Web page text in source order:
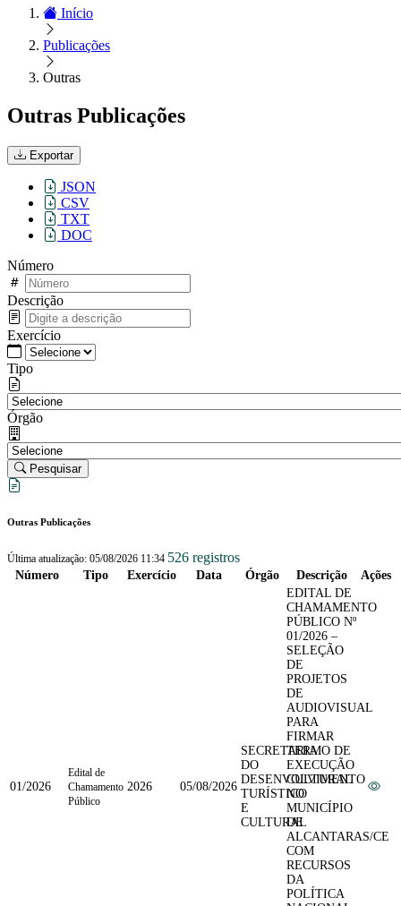
Início
Publicações
Outras
Outras Publicações
Exportar
JSON
CSV
TXT
DOC
Número
Descrição
Exercício
Tipo
Órgão
Pesquisar
Outras Publicações
Última atualização: 05/08/2026 11:34 526 registros
Número Tipo Exercício Data Órgão Descrição Ações
01/2026
Edital de
Chamamento
Público
2026 05/08/2026
SECRETARIA
DO
DESENVOLVIMENTO
TURÍSTICO
E
CULTURAL
EDITAL DE
CHAMAMENTO
PÚBLICO Nº
01/2026 –
SELEÇÃO
DE
PROJETOS
DE
AUDIOVISUAL
PARA
FIRMAR
TERMO DE
EXECUÇÃO
CULTURAL
NO
MUNICÍPIO
DE
ALCANTARAS/CE
COM
RECURSOS
DA
POLÍTICA